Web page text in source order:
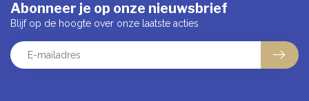
Abonneer je op onze nieuwsbrief
Blijf op de hoogte over onze laatste acties